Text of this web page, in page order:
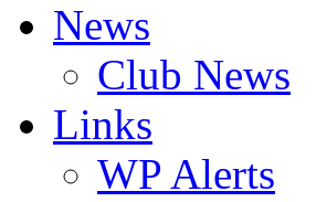
News
Club News
Links
WP Alerts